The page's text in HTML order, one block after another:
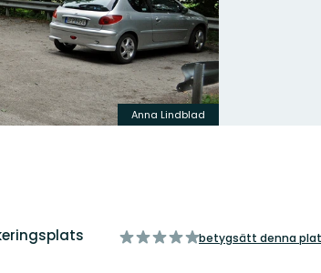
Anna Lindblad
av
betygsätt denna